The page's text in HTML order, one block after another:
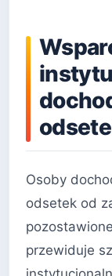
Osoby
odsetek od
przewiduje